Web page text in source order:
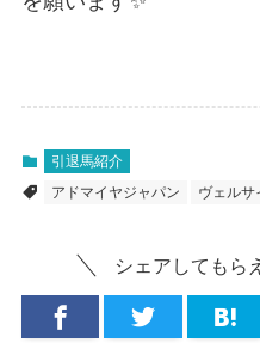
引退馬紹介
アドマイヤジャパン
ヴェルサ
シェアしてもら